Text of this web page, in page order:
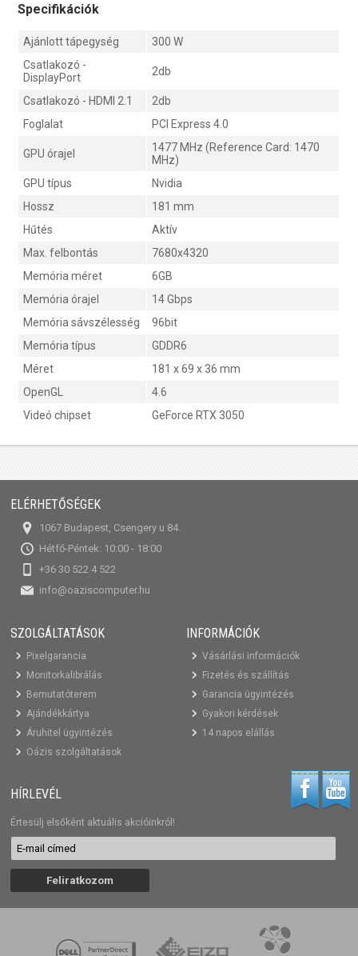
Specifikációk
Ajánlott tápegység
300 W
Csatlakozó -
DisplayPort
2db
Csatlakozó - HDMI 2.1
2db
Foglalat
PCI Express 4.0
GPU órajel
1477 MHz (Reference Card: 1470
MHz)
GPU típus
Nvidia
Hossz
181 mm
Hűtés
Aktív
Max. felbontás
7680x4320
Memória méret
6GB
Memória órajel
14 Gbps
Memória sávszélesség
96bit
Memória típus
GDDR6
Méret
181 x 69 x 36 mm
OpenGL
4.6
Videó chipset
GeForce RTX 3050
ELÉRHETŐSÉGEK
1067 Budapest, Csengery u 84.
Hétfő-Péntek: 10:00 - 18:00
+36 30 522 4 522
info@oaziscomputer.hu
SZOLGÁLTATÁSOK
Pixelgarancia
Monitorkalibrálás
Bemutatóterem
Ajándékkártya
Áruhitel ügyintézés
Oázis szolgáltatások
INFORMÁCIÓK
Vásárlási információk
Fizetés és szállítás
Garancia ügyintézés
Gyakori kérdések
14 napos elállás
HÍRLEVÉL
Értesülj elsőként aktuális akcióinkról!